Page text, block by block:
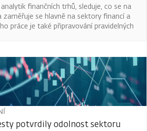
finančních trhů, sleduje, co se na
zaměřuje se hlavně na sektory financí a
práce je také připravování pravidelných
potvrdily odolnost sektoru